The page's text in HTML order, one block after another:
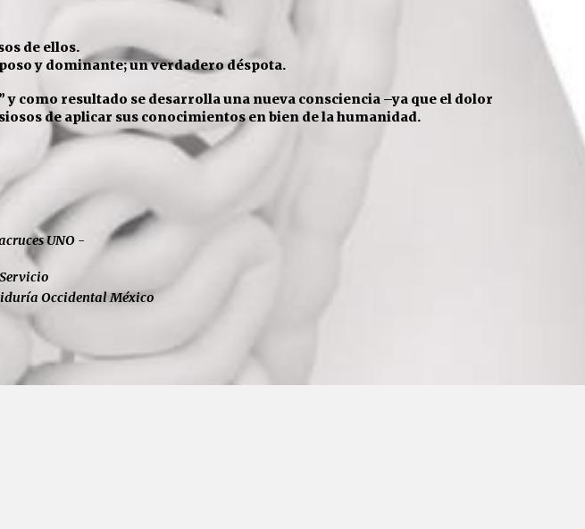
de ellos.
y dominante; un verdadero déspota.
como resultado se desarrolla una nueva consciencia –ya que el dolor
de aplicar sus conocimientos en bien de la humanidad.
UNO -
Occidental México